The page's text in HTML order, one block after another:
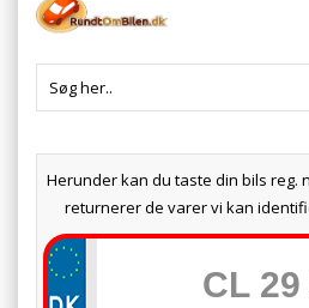
Herunder kan du taste din bils reg.
returnerer de varer vi kan